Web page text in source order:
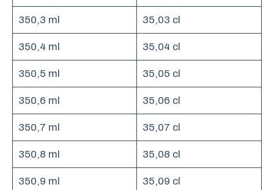
350,3 ml 35,03 cl
350,4 ml 35,04 cl
350,5 ml 35,05 cl
350,6 ml 35,06 cl
350,7 ml 35,07 cl
350,8 ml 35,08 cl
350,9 ml 35,09 cl